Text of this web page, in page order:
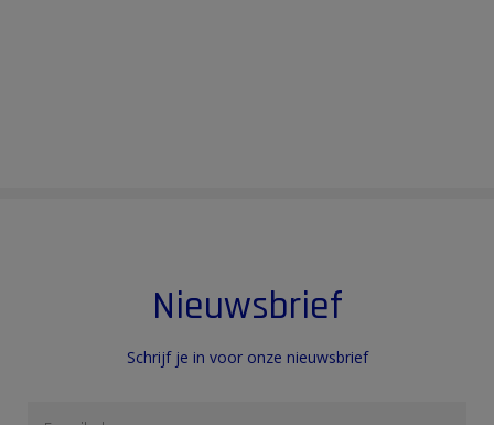
Nieuwsbrief
Schrijf je in voor onze nieuwsbrief